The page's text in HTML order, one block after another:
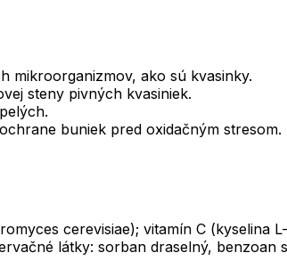
mikroorganizmov, ako sú kvasinky.
steny pivných kvasiniek.
buniek pred oxidačným stresom.
cerevisiae); vitamín C (kyselina
látky: sorban draselný,